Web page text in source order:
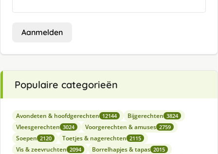
Aanmelden
Populaire categorieën
Avondeten & hoofdgerechten 12144 Bijgerechten 3824
Vleesgerechten 3024 Voorgerechten & amuses 2759
Soepen 2120 Toetjes & nagerechten 2115
Vis & zeevruchten 2094 Borrelhapjes & tapas 2015